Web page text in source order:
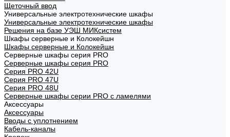
Щеточный ввод
Универсальные электротехнические шкафы
Универсальные электротехнические шкафы
Решения на базе УЭШ МИКсистем
Шкафы серверные и Колокейшн
Шкафы серверные и Колокейшн
Серверные шкафы серия PRO
Серверные шкафы серия PRO
Серия PRO 42U
Серия PRO 47U
Серия PRO 48U
Серверные шкафы серии PRO с ламелями
Аксессуары
Аксессуары
Вводы с уплотнением
Кабель-каналы